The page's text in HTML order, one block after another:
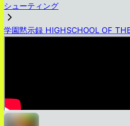
シューティング
学園黙示録 HIGHSCHOOL OF